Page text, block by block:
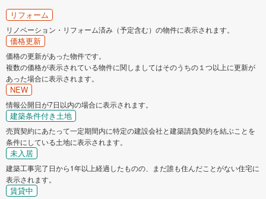
リフォーム
リノベーション・リフォーム済み（予定含む）の物件に表示されます。
価格更新
価格の更新があった物件です。
複数の価格が表示されている物件に関しましてはそのうちの１つ以上に更新が
あった場合に表示されます。
NEW
情報公開日が7日以内の場合に表示されます。
建築条件付き土地
売買契約にあたって一定期間内に特定の建設会社と建築請負契約を結ぶことを
条件にしている土地に表示されます。
未入居
建築工事完了日から1年以上経過したものの、まだ誰も住んだことがない住宅に
表示されます。
賃貸中